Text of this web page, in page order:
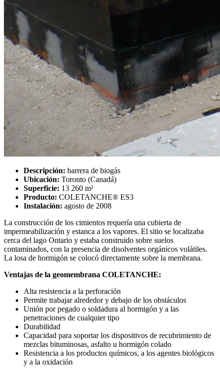
Descripción: barrera de biogás
Ubicación: Toronto (Canadá)
Superficie: 13 260 m²
Producto: COLETANCHE® ES3
Instalación: agosto de 2008
La construcción de los cimientos requería una cubierta de
impermeabilización y estanca a los vapores. El sitio se localizaba
cerca del lago Ontario y estaba construido sobre suelos
contaminados, con la presencia de disolventes orgánicos volátiles.
La losa de hormigón se colocó directamente sobre la membrana.
Ventajas de la geomembrana COLETANCHE:
Alta resistencia a la perforación
Permite trabajar alrededor y debajo de los obstáculos
Unión por pegado o soldadura al hormigón y a las
penetraciones de cualquier tipo
Durabilidad
Capacidad para soportar los dispositivos de recubrimiento de
mezclas bituminosas, asfalto u hormigón colado
Resistencia a los productos químicos, a los agentes biológicos
y a la oxidación